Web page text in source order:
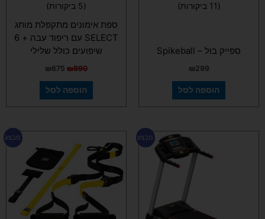
5.00
(11 ביקורות)
ספייק בול – Spikeball
₪299
הוספה לסל
5.00
(5 ביקורות)
ספת אימונים מתקפלת מותג
SELECT עם ריפוד עבה + 6
שיפועים כולל שלילי
₪890
₪675
הוספה לסל
מבצע
המחיר
המקורי
היה:
₪2,590.
המחיר
הנוכחי
הוא:
₪1,840.
מבצע
היה:
₪189.
הוא:
₪155.